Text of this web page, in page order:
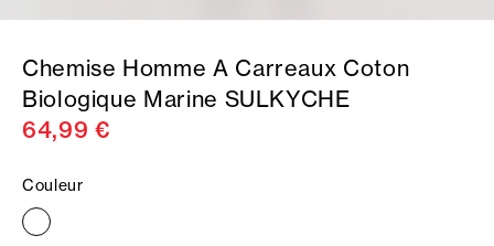
Chemise Homme A Carreaux Coton
Biologique Marine SULKYCHE
64,99 €
Couleur